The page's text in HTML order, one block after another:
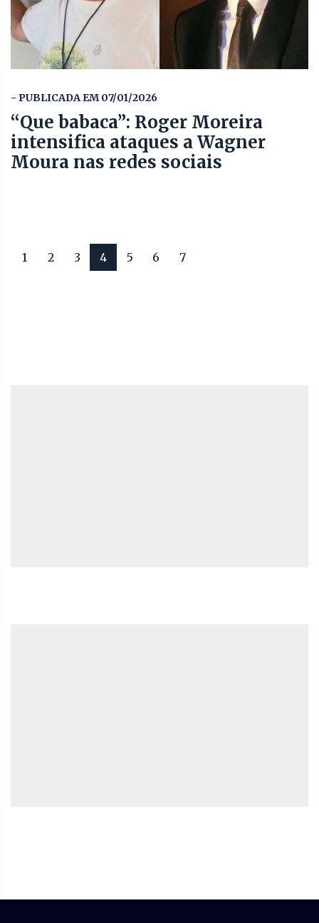
- PUBLICADA EM 07/01/2026
“Que babaca”: Roger Moreira
intensifica ataques a Wagner
Moura nas redes sociais
1 2 3 4 5 6 7